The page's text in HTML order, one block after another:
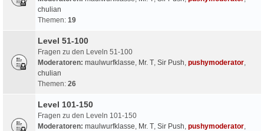
chulian
Themen: 19
Level 51-100
Fragen zu den Leveln 51-100
Moderatoren: maulwurfklasse, Mr. T, Sir Push, pushymoderator,
chulian
Themen: 26
Level 101-150
Fragen zu den Leveln 101-150
Moderatoren: maulwurfklasse, Mr. T, Sir Push, pushymoderator,